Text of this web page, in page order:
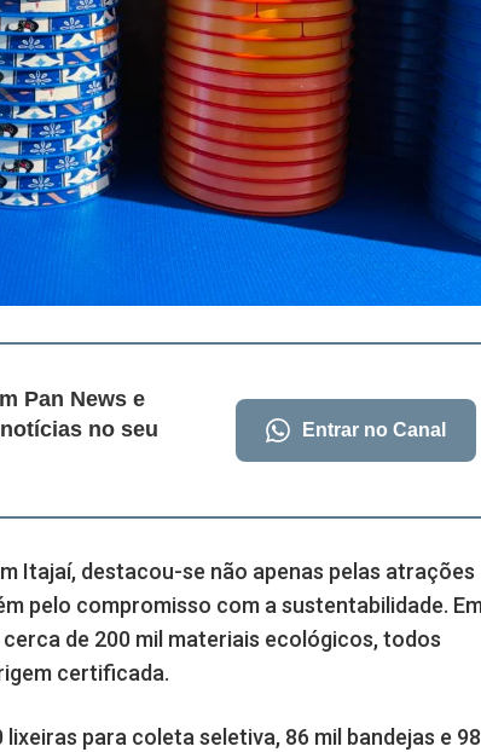
Pan News e
no seu
Entrar no Canal
Itajaí, destacou-se não apenas pelas atrações
pelo compromisso com a sustentabilidade.
de 200 mil materiais ecológicos, todos
certificada.
para coleta seletiva, 86 mil bandejas e